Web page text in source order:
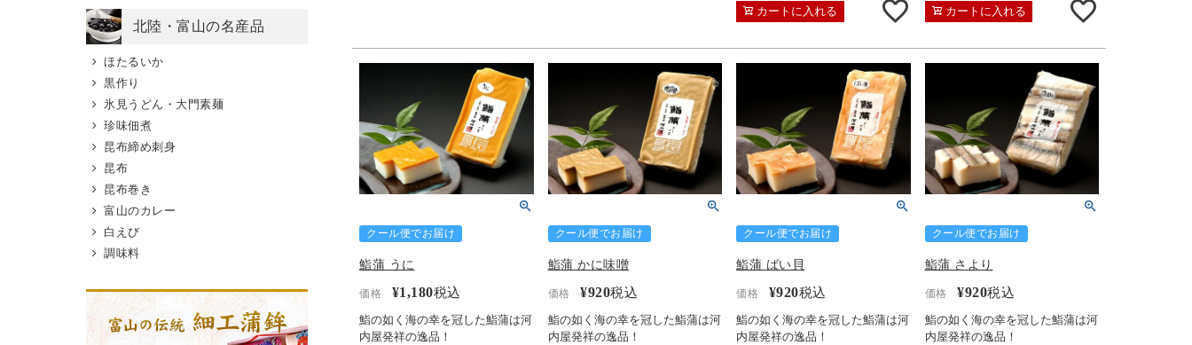
北陸・富山の名産品
ほたるいか
黒作り
氷見うどん・大門素麺
珍味佃煮
昆布締め刺身
昆布
昆布巻き
富山のカレー
白えび
調味料
カートに入れる カートに入れる
クール便でお届け
鮨蒲 うに
価格 ¥1,180税込
鮨の如く海の幸を冠した鮨蒲は河
内屋発祥の逸品！
クール便でお届け
鮨蒲 かに味噌
価格 ¥920税込
鮨の如く海の幸を冠した鮨蒲は河
内屋発祥の逸品！
クール便でお届け
鮨蒲 ばい貝
価格 ¥920税込
鮨の如く海の幸を冠した鮨蒲は河
内屋発祥の逸品！
クール便でお届け
鮨蒲 さより
価格 ¥920税込
鮨の如く海の幸を冠した鮨蒲は河
内屋発祥の逸品！